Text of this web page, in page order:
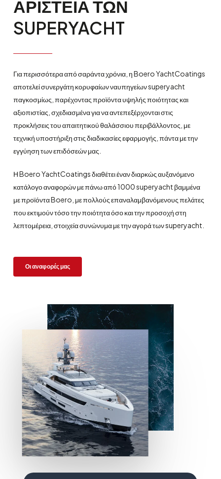
ΑΡΙΣΤΕΙΑΤΩΝ
SUPERYACHT
Για περισσότερα από σαράντα χρόνια, η Boero YachtCoatings
αποτελεί συνεργάτη κορυφαίων ναυπηγείων superyacht
παγκοσμίως, παρέχοντας προϊόντα υψηλής ποιότητας και
αξιοπιστίας, σχεδιασμένα για να αντεπεξέρχονται στις
προκλήσεις του απαιτητικού θαλάσσιου περιβάλλοντος, με
τεχνική υποστήριξη στις διαδικασίες εφαρμογής, πάντα με την
εγγύηση των επιδόσεών μας.
Η Boero YachtCoatings διαθέτει έναν διαρκώς αυξανόμενο
κατάλογο αναφορών με πάνω από 1000 superyacht βαμμένα
με προϊόντα Boero, με πολλούς επαναλαμβανόμενους πελάτες
που εκτιμούν τόσο την ποιότητα όσο και την προσοχή στη
λεπτομέρεια, στοιχεία συνώνυμα με την αγορά των superyacht.
Οι αναφορές μας